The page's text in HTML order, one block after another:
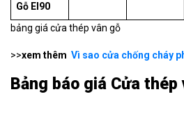
Gỗ EI90
bảng giá cửa thép vân gỗ
>>xem thêm Vì sao cửa chống cháy
Bảng báo giá Cửa thép